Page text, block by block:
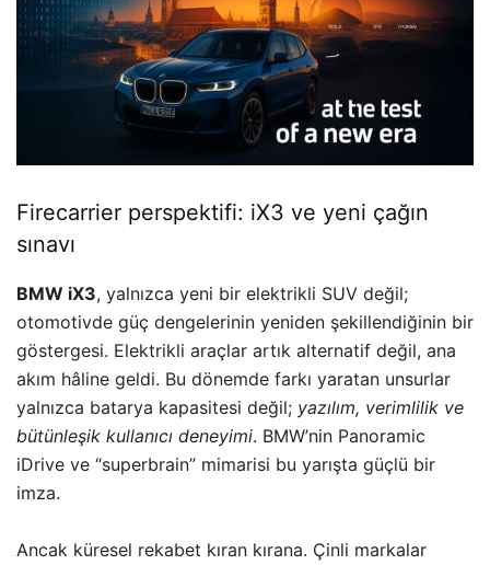
Firecarrier perspektifi: iX3 ve yeni çağın
sınavı
BMW iX3, yalnızca yeni bir elektrikli SUV değil;
otomotivde güç dengelerinin yeniden şekillendiğinin bir
göstergesi. Elektrikli araçlar artık alternatif değil, ana
akım hâline geldi. Bu dönemde farkı yaratan unsurlar
yalnızca batarya kapasitesi değil; yazılım, verimlilik ve
bütünleşik kullanıcı deneyimi. BMW’nin Panoramic
iDrive ve “superbrain” mimarisi bu yarışta güçlü bir
imza.
Ancak küresel rekabet kıran kırana. Çinli markalar